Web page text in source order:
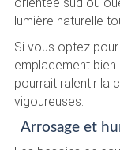
lumière naturelle
Si vous optez
emplacement bien
pourrait ralentir la
vigoureuses.
Arrosage et